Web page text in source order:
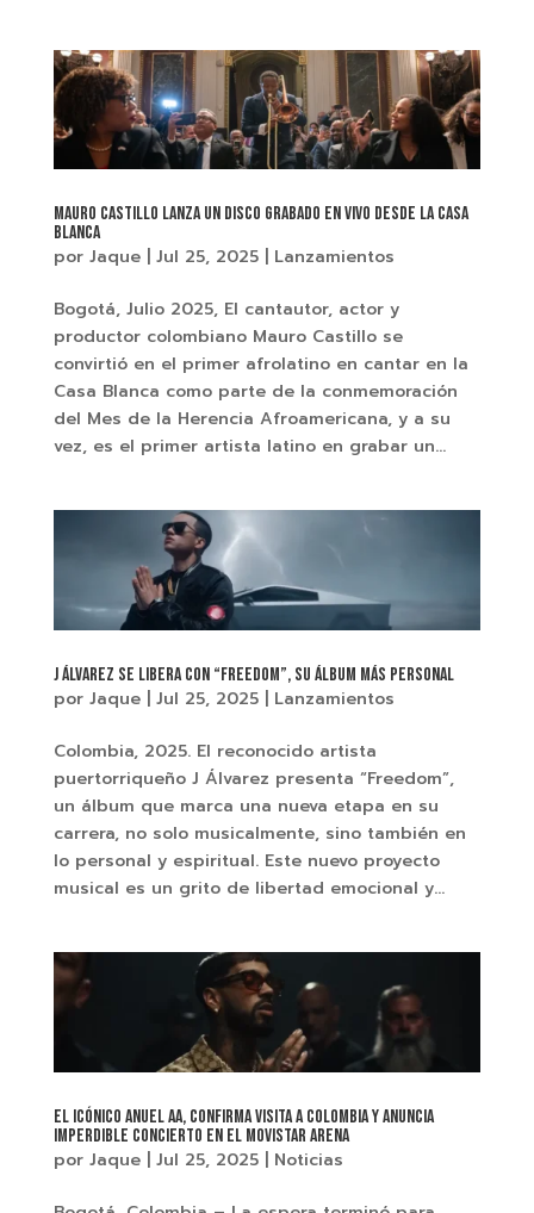
Mauro Castillo lanza un disco grabado en vivo desde la Casa
Blanca
por Jaque| Jul 25, 2025| Lanzamientos
Bogotá, Julio 2025, El cantautor, actor y
productor colombiano Mauro Castillo se
convirtió en el primer afrolatino en cantar en la
Casa Blanca como parte de la conmemoración
del Mes de la Herencia Afroamericana, y a su
vez, es el primer artista latino en grabar un...
J Álvarez se libera con “Freedom”, su álbum más personal
por Jaque| Jul 25, 2025| Lanzamientos
Colombia, 2025. El reconocido artista
puertorriqueño J Álvarez presenta “Freedom”,
un álbum que marca una nueva etapa en su
carrera, no solo musicalmente, sino también en
lo personal y espiritual. Este nuevo proyecto
musical es un grito de libertad emocional y...
El icónico Anuel AA, confirma visita a Colombia y anuncia
imperdible concierto en el Movistar Arena
por Jaque| Jul 25, 2025| Noticias